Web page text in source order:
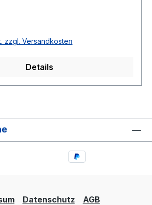
PVC
PES Fashy-Markenqualität
zzgl. Versandkosten
Details
Datenschutz
AGB